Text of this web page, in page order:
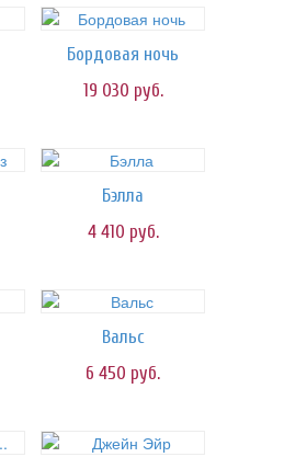
Бордовая ночь
19 030 руб.
Бэлла
4 410 руб.
Вальс
6 450 руб.